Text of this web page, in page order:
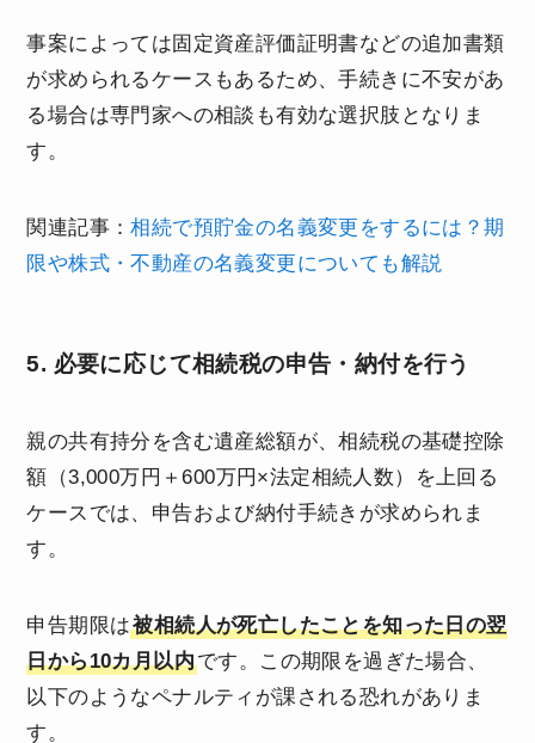
事案によっては固定資産評価証明書などの追加書類
が求められるケースもあるため、手続きに不安があ
る場合は専門家への相談も有効な選択肢となりま
す。
関連記事：相続で預貯金の名義変更をするには？期
限や株式・不動産の名義変更についても解説
5. 必要に応じて相続税の申告・納付を行う
親の共有持分を含む遺産総額が、相続税の基礎控除
額（3,000万円＋600万円×法定相続人数）を上回る
ケースでは、申告および納付手続きが求められま
す。
申告期限は被相続人が死亡したことを知った日の翌
日から10カ月以内です。この期限を過ぎた場合、
以下のようなペナルティが課される恐れがありま
す。